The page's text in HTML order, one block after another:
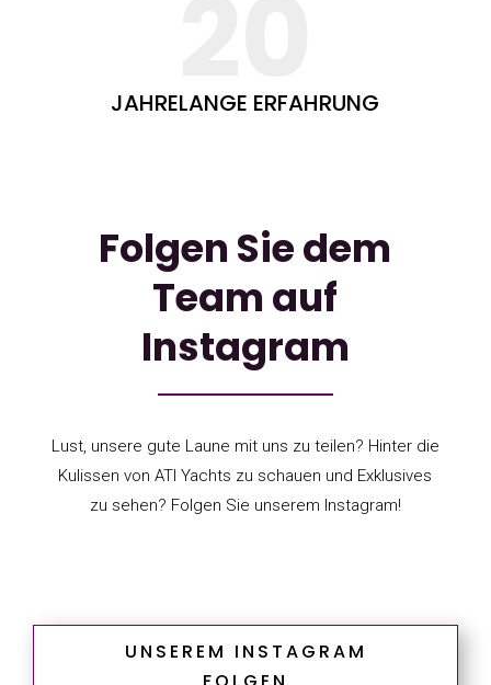
JAHRELANGE ERFAHRUNG
Folgen Sie dem
Team auf
Instagram
Lust, unsere gute Laune mit uns zu teilen? Hinter die
Kulissen von ATI Yachts zu schauen und Exklusives
zu sehen? Folgen Sie unserem Instagram!
UNSEREM INSTAGRAM